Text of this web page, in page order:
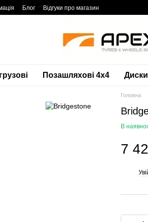
Блог Відгуки про магазин
Позашляхові 4х4 Диски
Головна
В
7